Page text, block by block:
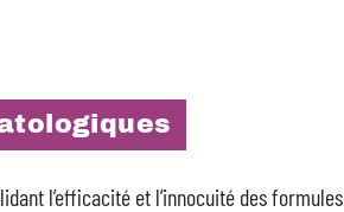
l’efficacité et l’innocuité des formules